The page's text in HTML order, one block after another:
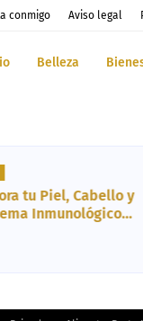
conmigo Aviso legal
Belleza
tu Piel, Cabello y
Inmunológico